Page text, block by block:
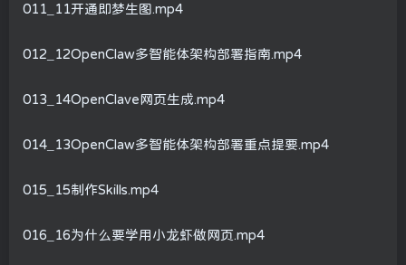
011_11开通即梦生图.mp4
012_12OpenClaw多智能体架构部署指南.mp4
013_14OpenClave网页生成.mp4
014_13OpenClaw多智能体架构部署重点提要.mp4
015_15制作Skills.mp4
016_16为什么要学用小龙虾做网页.mp4